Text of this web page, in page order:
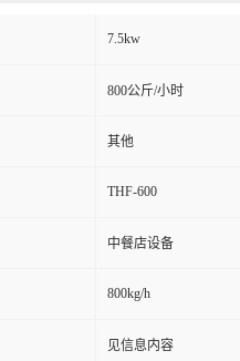
7.5kw
800公斤/小时
其他
THF-600
中餐店设备
800kg/h
见信息内容